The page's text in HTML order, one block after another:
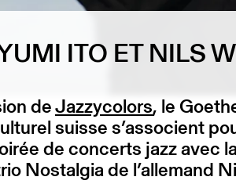
ITO ET NILS
deJazzycolors, le
suisse s’associent
de concerts jazz avec
Nostalgia de l’allemand